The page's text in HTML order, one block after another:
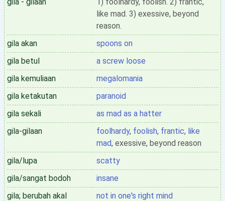
like mad. 3) exessive, beyond
reason.
gila akan
spoons on
gila betul
a screw loose
gila kemuliaan
megalomania
gila ketakutan
paranoid
gila sekali
as mad as a hatter
gila-gilaan
foolhardy, foolish, frantic, like
mad, exessive, beyond reason
gila/lupa
scatty
gila/sangat bodoh
insane
gila; berubah akal
not in one's right mind